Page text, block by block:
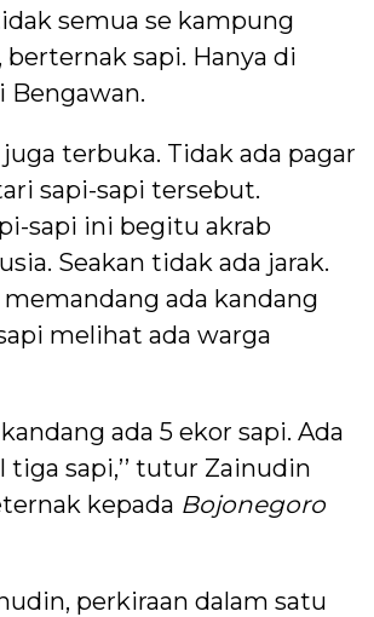
semua se kampung
berternak sapi. Hanya di
Bengawan.
terbuka. Tidak ada pagar
sapi-sapi tersebut.
sapi ini begitu akrab
Seakan tidak ada jarak.
ada kandang
melihat ada warga
kandang ada 5 ekor sapi. Ada
sapi,’’ tutur Zainudin
kepada Bojonegoro
perkiraan dalam satu